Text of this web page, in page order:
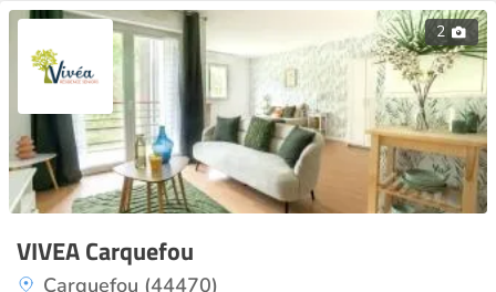
2
VIVEA Carquefou
Carquefou (44470)